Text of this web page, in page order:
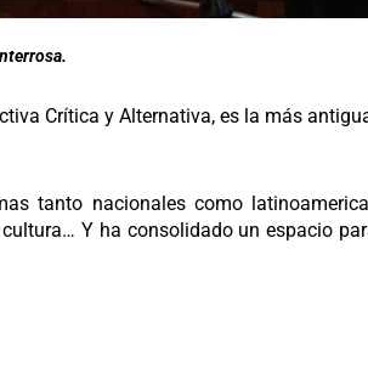
Crítica y Alternativa, es la más
tanto nacionales como
Y ha consolidado un espacio